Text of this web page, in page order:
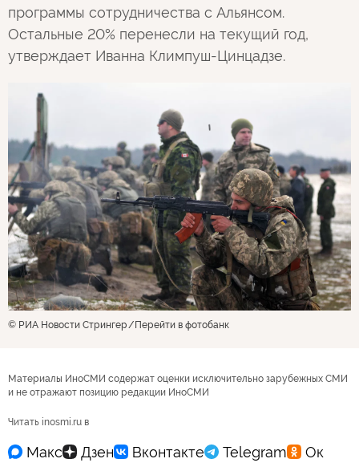
программы сотрудничества с Альянсом.
Остальные 20% перенесли на текущий год,
утверждает Иванна Климпуш-Цинцадзе.
© РИА Новости Стрингер Перейти в фотобанк
Материалы ИноСМИ содержат оценки исключительно зарубежных СМИ
и не отражают позицию редакции ИноСМИ
Читать inosmi.ru в